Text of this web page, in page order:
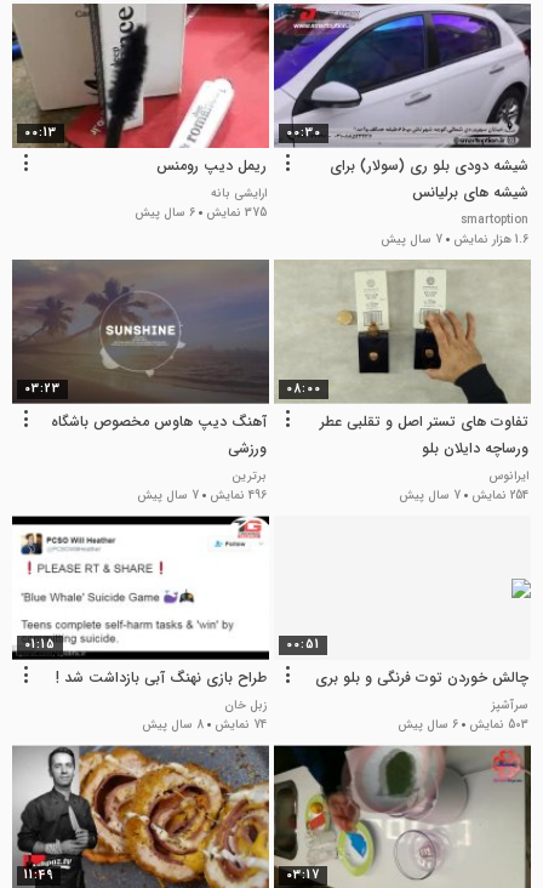
00:30
شیشه دودی بلو ری (سولار) برای
شیشه های برلیانس
smartoption
1.6 هزار نمایش
7 سال پیش
00:13
ریمل دیپ رومنس
ارایشی بانه
375 نمایش
6 سال پیش
08:00
تفاوت های تستر اصل و تقلبی عطر
ورساچه دایلان بلو
ایرانوس
254 نمایش
7 سال پیش
03:23
آهنگ دیپ هاوس مخصوص باشگاه
ورزشی
برترین
496 نمایش
7 سال پیش
00:51
چالش خوردن توت فرنگی و بلو بری
سرآشپز
503 نمایش
6 سال پیش
01:15
طراح بازی نهنگ آبی بازداشت شد !
زبل خان
74 نمایش
8 سال پیش
03:17
11:49